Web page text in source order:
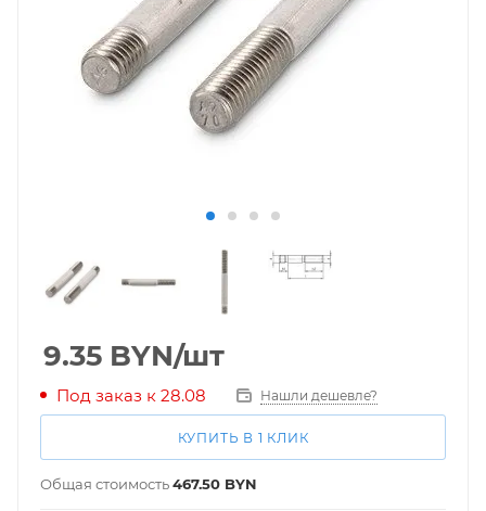
9.35 BYN/шт
Под заказ к 28.08 Нашли дешевле?
КУПИТЬ В 1 КЛИК
Общая стоимость467.50 BYN